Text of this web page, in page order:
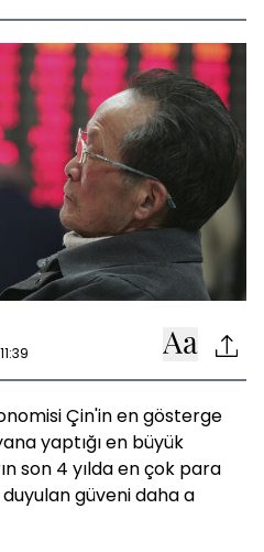
Çin'in en gösterge
yaptığı en büyük
son 4 yılda en çok para
güveni daha a